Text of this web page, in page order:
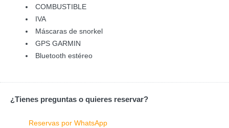
COMBUSTIBLE
IVA
Máscaras de snorkel
GPS GARMIN
Bluetooth estéreo
¿Tienes preguntas o quieres reservar?
Reservas por WhatsApp